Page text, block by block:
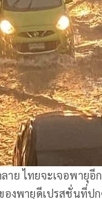
ย ไทยจะเจอพายุ
องพายุดีเปรสชั่นที่